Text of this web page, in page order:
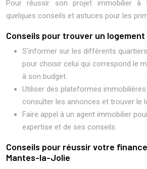
Pour réussir son projet immobilier à
quelques conseils et astuces pour les
Conseils pour trouver un
S’informer sur les différents
pour choisir celui qui correspond le
à son budget.
Utiliser des plateformes
consulter les annonces et trouver le
Faire appel à un agent immobilier
expertise et de ses conseils.
Conseils pour réussir votre
Mantes-la-Jolie